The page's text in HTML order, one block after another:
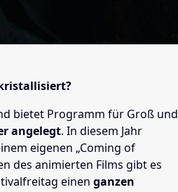
bietet Programm für Groß und
angelegt. In diesem Jahr
eigenen „Coming of
des animierten Films gibt es
einen ganzen